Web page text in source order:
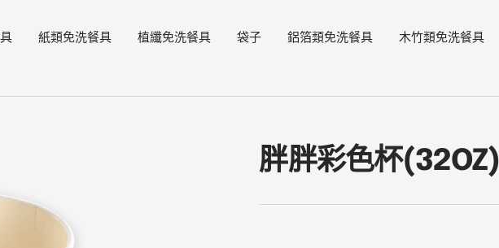
紙類免洗餐具 植纖免洗餐具 袋子 鋁箔類免洗餐具 木竹類免洗餐具
胖胖彩色杯(32OZ)